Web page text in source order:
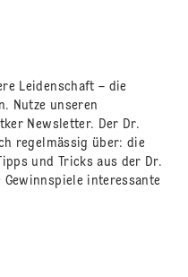
Leidenschaft – die
Nutze unseren
Newsletter. Der Dr.
regelmässig über: die
und Tricks aus der Dr.
Gewinnspiele interessante